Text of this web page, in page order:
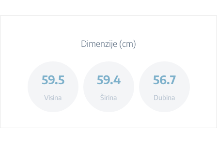
Dimenzije (cm)
59.5
Visina
59.4
Širina
56.7
Dubina